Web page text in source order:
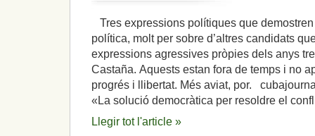
Tres expressions polítiques que
política, molt per sobre d’altres candidats
expressions agressives pròpies dels anys
Castaña. Aquests estan fora de temps i no
progrés i llibertat. Més aviat, por.
«La solució democràtica per resoldre el
Llegir tot l'article »